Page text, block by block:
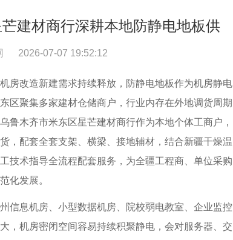
建材商行深耕本地防静电地板供
2026-07-07 19:52:12
改造新建需求持续释放，防静电地板作为机房静电
区聚集多家建材仓储商户，行业内存在外地调货周期
鲁木齐市米东区星芒建材商行作为本地个体工商户，
，配套全套支架、横梁、接地辅材，结合新疆干燥温
技术指导全流程配套服务，为全疆工程商、单位采购
化发展。
息机房、小型数据机房、院校弱电教室、企业监控
，机房密闭空间容易持续积聚静电，会对服务器、交